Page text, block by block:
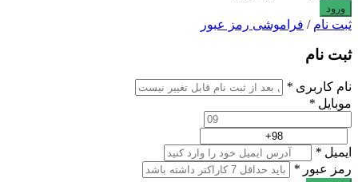
ثبت نام / فراموشی رمز عبور
ثبت نام
نام کاربری *
موبایل *
ایمیل *
رمز عبور *